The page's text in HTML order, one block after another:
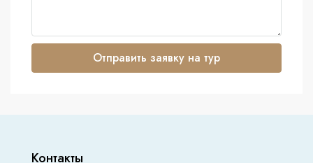
Отправить заявку на тур
Контакты